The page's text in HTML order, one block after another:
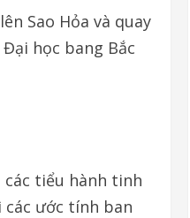
Sao Hỏa và quay
học bang Bắc
các tiểu hành tinh
các ước tính ban